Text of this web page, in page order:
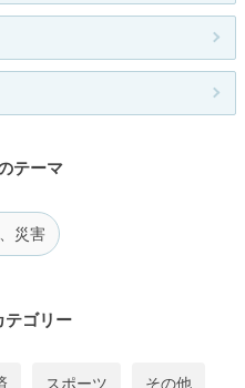
テーマ
災害
テゴリー
スポーツ その他